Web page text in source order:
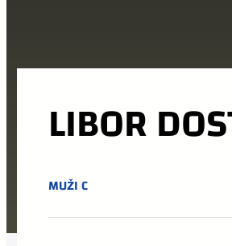
LIBOR
MUŽI C